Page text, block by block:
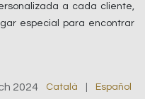
a cada cliente,
especial para encontrar
2024 Català Español